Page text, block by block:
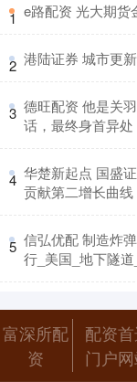
1 ​e路配资 光大期货
2 港陆证券 城市更
3 德旺配资 他是关
话，最终身首异处
4 华楚新起点 国盛
贡献第二增长曲线
5 信弘优配 制造炸
行_美国_地下隧
富深所配
资
配资
门户